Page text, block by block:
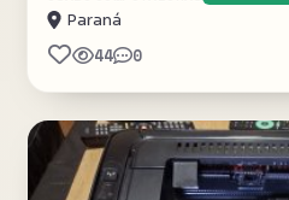
Paraná
44 0